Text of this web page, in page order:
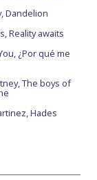
Dandelion
Reality awaits
¿Por qué me
The boys of
Hades